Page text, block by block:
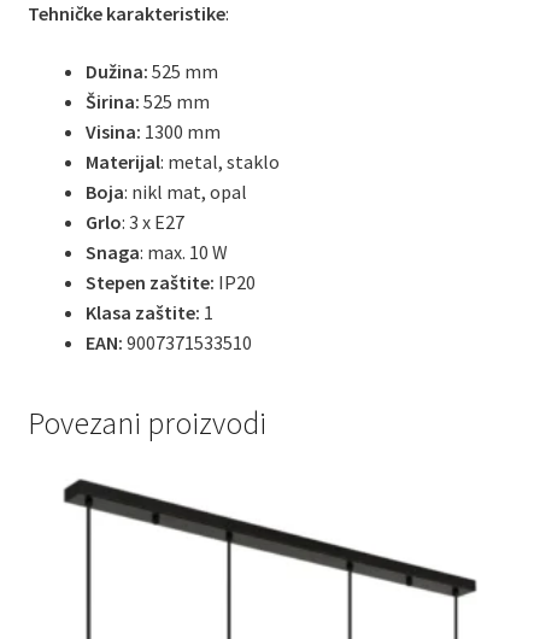
Tehničke karakteristike:
Dužina: 525 mm
Širina: 525 mm
Visina: 1300 mm
Materijal: metal, staklo
Boja: nikl mat, opal
Grlo: 3 x E27
Snaga: max. 10 W
Stepen zaštite: IP20
Klasa zaštite: 1
EAN: 9007371533510
Povezani proizvodi